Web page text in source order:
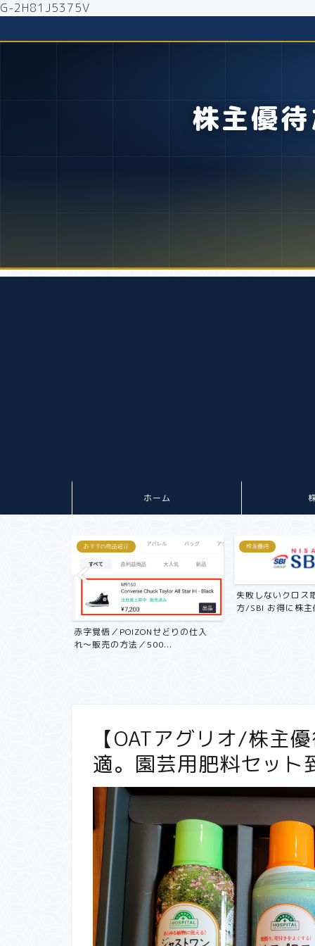
G-2H81J5375V
株主優
ホーム
おすすめ商品紹介
赤字覚悟／POIZONせどりの仕入
れ〜販売の方法／500...
株主優待
失敗しないクロス
方/SBI お得に株
【OATアグリオ/株主
適。園芸用肥料セット